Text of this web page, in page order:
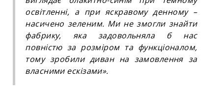
освітленні, а при яскравому денному –
насичено зеленим. Ми не змогли знайти
фабрику, яка задовольняла б нас
повністю за розміром та функціоналом,
тому зробили диван на замовлення за
власними ескізами».